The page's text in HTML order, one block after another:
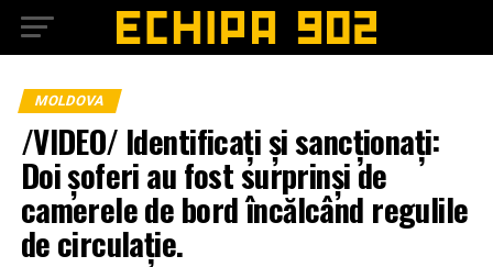
MOLDOVA
/VIDEO/ Identificați și sancționați:
Doi șoferi au fost surprinși de
camerele de bord încălcând regulile
de circulație.